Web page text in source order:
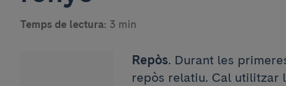
Temps de lectura: 3 min
Repòs. Durant les
repòs relatiu. Cal utilitzar